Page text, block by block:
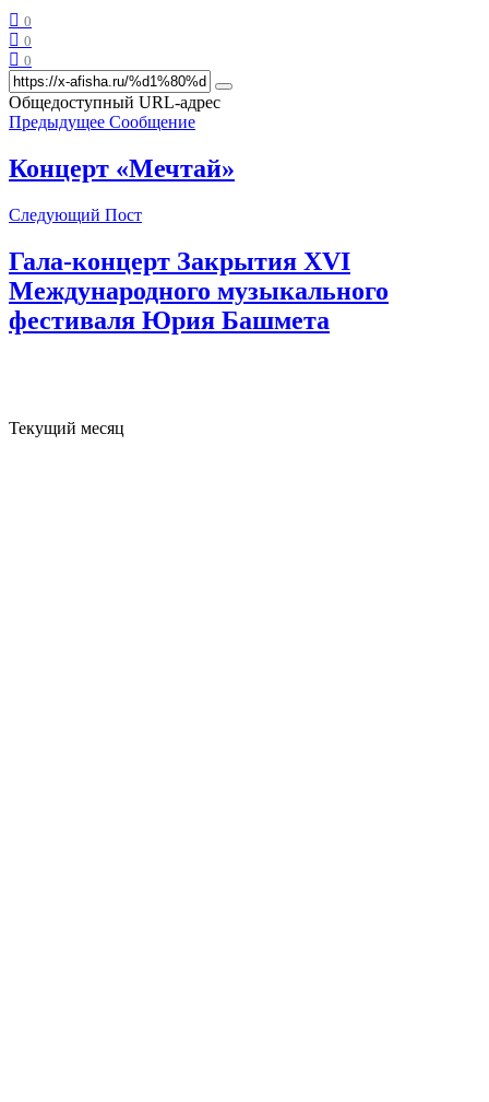
0
0
0
Общедоступный URL-адрес
Предыдущее Сообщение
Концерт «Мечтай»
Следующий Пост
Гала-концерт Закрытия XVI
Международного музыкального
фестиваля Юрия Башмета
Текущий месяц